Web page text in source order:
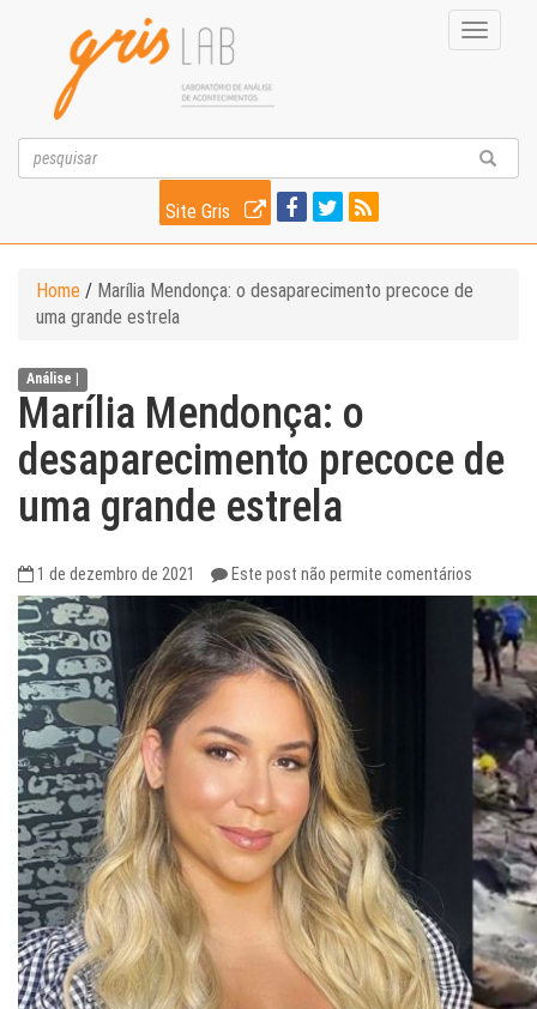
Toggle
Site Gris
Home / Marília Mendonça: o desaparecimento precoce de
uma grande estrela
Análise |
Marília Mendonça: o
desaparecimento precoce de
uma grande estrela
1 de dezembro de 2021 Este post não permite comentários